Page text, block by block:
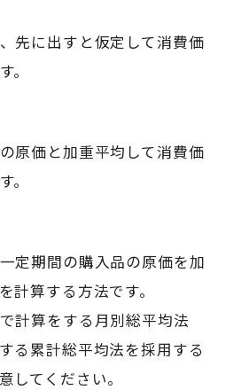
先に出すと仮定して消費価
。
原価と加重平均して消費価
。
定期間の購入品の原価を加
計算する方法です。
計算をする月別総平均法
る累計総平均法を採用する
してください。